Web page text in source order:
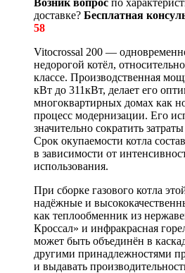
доставке? Бесплатная
58
Vitocrossal 200 —
недорогой котёл,
классе. Производственная
кВт до 311кВт, делает его
многоквартирных домах как
процесс модернизации. Его
значительно сократить
Срок окупаемости котла
в зависимости от
использования.
При сборке газового котла
надёжные и
как теплообменник из
Кроссал» и инфракрасная
может быть объединён в
другими принадлежностями
и выдавать